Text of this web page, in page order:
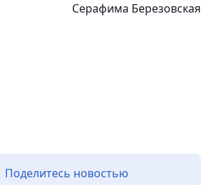
Серафима Березовская
Поделитесь новостью